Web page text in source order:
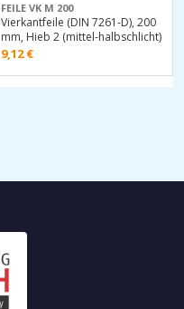
FEILE VK M 200
Vierkantfeile (DIN 7261-D), 200
mm, Hieb 2 (mittel-halbschlicht)
9,12€